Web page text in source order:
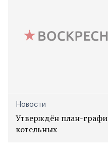
Новости
Утверждён план-
котельных